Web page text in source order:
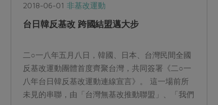
2018-06-01非基改運動
台日韓反基改 跨國結盟邁大步
二○一八年五月八日，韓國、日本、台灣民間全國
反基改運動團體首度齊聚台灣，共同簽署《二○一
八年台日韓反基改運動連線宣言》。 這一場前所
未見的串聯，由「台灣無基改推動聯盟」、「我們